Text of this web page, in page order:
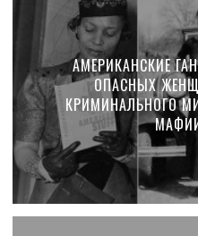
АМЕРИКАНСКИЕ
ОПАСНЫХ
КРИМИНАЛЬНОГО